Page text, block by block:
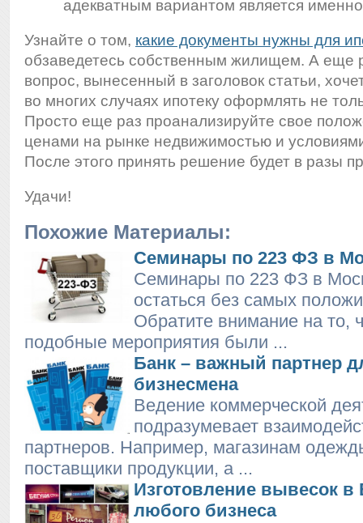
адекватным вариантом является
Узнайте о том, какие документы нужны для
обзаведетесь собственным жилищем. А еще
вопрос, вынесенный в заголовок статьи,
во многих случаях ипотеку оформлять не
Просто еще раз проанализируйте свое
ценами на рынке недвижимостью и
После этого принять решение будет в разы
Удачи!
Похожие Материалы:
Семинары по 223 ФЗ в
Семинары по 223 ФЗ в
остаться без самых
Обратите внимание на то,
подобные мероприятия были ...
Банк – важный партнер
бизнесмена
Ведение коммерческой
подразумевает
партнеров. Например, магазинам
поставщики продукции, а ...
Изготовление вывесок
любого бизнеса